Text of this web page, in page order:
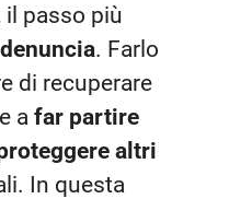
il passo più
. Farlo
di recuperare
a far partire
altri
In questa